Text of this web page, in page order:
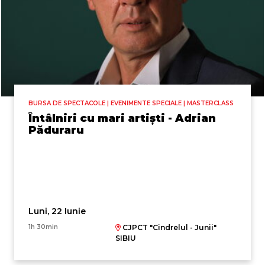
BURSA DE SPECTACOLE | EVENIMENTE SPECIALE | MASTERCLASS
Întâlniri cu mari artiști - Adrian
Păduraru
Luni, 22 Iunie
1h 30min
CJPCT "Cindrelul - Junii"
SIBIU